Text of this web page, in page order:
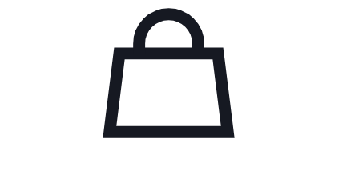
Опции
можно
выбрать
на
странице